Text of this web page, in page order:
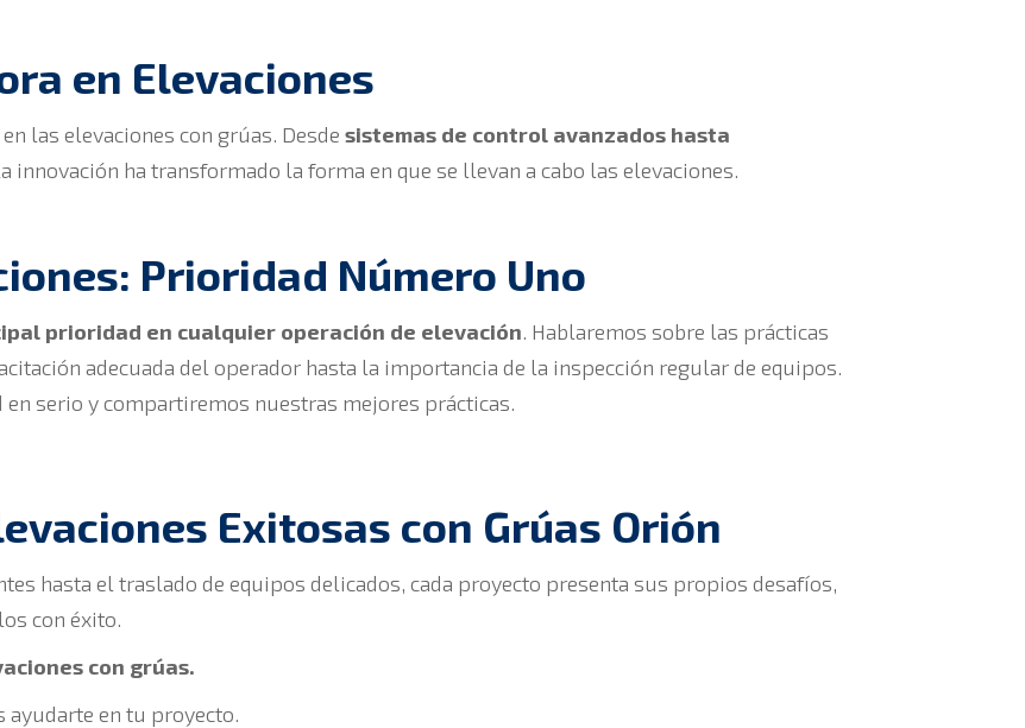
en Elevaciones
las elevaciones con grúas. Desde sistemas de control avanzados hasta
innovación ha transformado la forma en que se llevan a cabo las elevaciones.
Prioridad Número Uno
prioridad en cualquier operación de elevación. Hablaremos sobre las prácticas
adecuada del operador hasta la importancia de la inspección regular de equipos.
serio y compartiremos nuestras mejores prácticas.
Exitosas con Grúas Orión
hasta el traslado de equipos delicados, cada proyecto presenta sus propios desafíos,
con éxito.
con grúas.
ayudarte en tu proyecto.